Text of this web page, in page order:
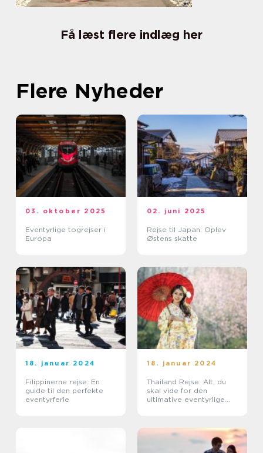
Få læst flere indlæg her
Flere Nyheder
03. oktober 2025
Eventyrlige togrejser i
Europa
02. juni 2025
Rejse til Japan: Oplev
Østens skatte
18. januar 2024
Filippinerne rejse: En
guide til den perfekte
eventyrferie
18. januar 2024
Thailand Rejse: Alt, du
skal vide for den
ultimative eventyrlige